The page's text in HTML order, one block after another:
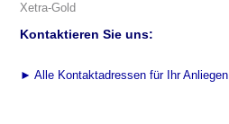
Xetra-Gold
Kontaktieren Sie uns:
► Alle Kontaktadressen für Ihr Anliegen